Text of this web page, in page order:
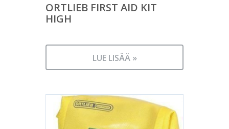
ORTLIEB FIRST AID KIT
HIGH
LUE LISÄÄ »